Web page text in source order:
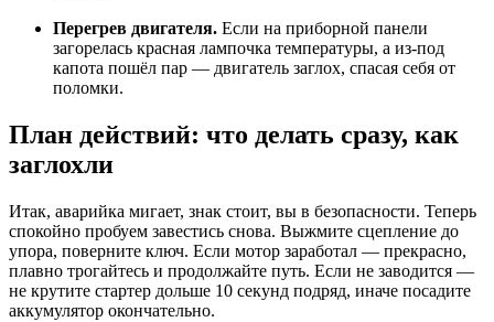
Перегрев двигателя. Если на приборной панели
загорелась красная лампочка температуры, а из-под
капота пошёл пар — двигатель заглох, спасая себя от
поломки.
План действий: что делать сразу, как
заглохли
Итак, аварийка мигает, знак стоит, вы в безопасности. Теперь
спокойно пробуем завестись снова. Выжмите сцепление до
упора, поверните ключ. Если мотор заработал — прекрасно,
плавно трогайтесь и продолжайте путь. Если не заводится —
не крутите стартер дольше 10 секунд подряд, иначе посадите
аккумулятор окончательно.